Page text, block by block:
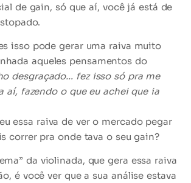
de gain, só que aí, você já está de
isso pode gerar uma raiva muito
aqueles pensamentos do
desgraçado… fez isso só pra me
aí, fazendo o que eu achei que ia
essa raiva de ver o mercado pegar
correr pra onde tava o seu gain?
da violinada, que gera essa raiva
é você ver que a sua análise estava